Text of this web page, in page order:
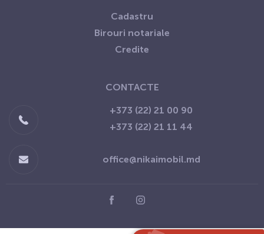
Сadastru
Birouri notariale
Credite
CONTACTE
+373 (22) 21 00 90
+373 (22) 21 11 44
office@nikaimobil.md